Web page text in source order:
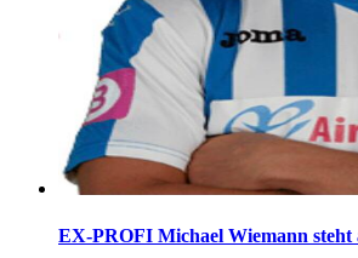
EX-PROFI Michael Wiemann